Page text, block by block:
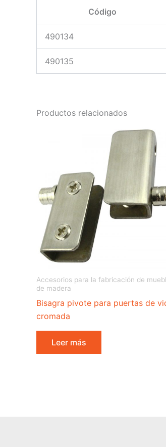
Código
490134
490135
Productos relacionados
Accesorios para la fabricación de
de madera
Bisagra pivote para puertas de
cromada
Leer más